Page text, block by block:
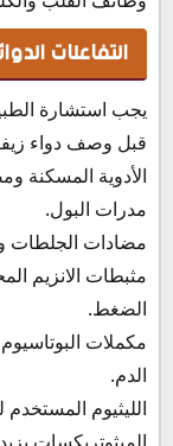
التفاعلات الدوائية
يجب استشارة
قبل وصف دواء زيفو 8 ملجم أقراص خاصة مع الأدوية
الأدوية المسكنة
مدرات البول.
مضادات الجلطات
مثبطات الانزيم
الضغط.
مكملات
الدم.
الليثيوم